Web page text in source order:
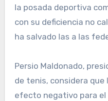
la posada deportiva
con su deficiencia no
ha salvado las a las
Persio Maldonado,
de te­nis, considera que
efecto negativo pa­ra el